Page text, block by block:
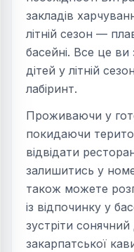
закладів
літній сезон —
басейні. Все це
дітей у літній
лабіринт.
Проживаючи у
покидаючи
відвідати
залишитись у
також можете
із відпочинку у
зустріти
закарпатської